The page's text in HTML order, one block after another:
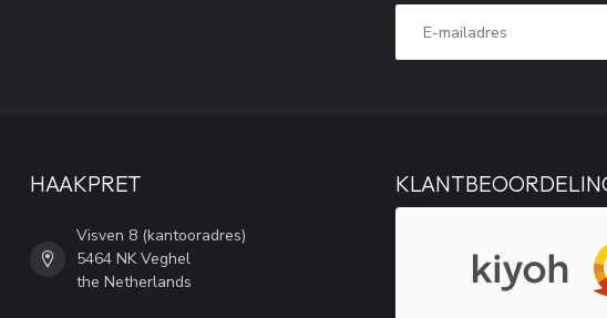
HAAKPRET
Visven 8 (kantooradres)
5464 NK Veghel
the Netherlands